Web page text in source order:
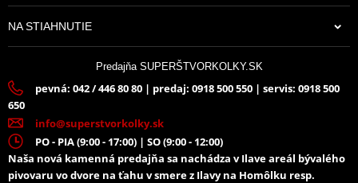
NA STIAHNUTIE
Predajňa SUPERŠTVORKOLKY.SK
pevná: 042 / 446 80 80 | predaj: 0918 500 550 | servis: 0918 500
650
info@superstvorkolky.sk
PO - PIA (9:00 - 17:00) | SO (9:00 - 12:00)
Naša nová kamenná predajňa sa nachádza v Ilave areál bývalého
pivovaru vo dvore na ťahu v smere z Ilavy na Homôlku resp.